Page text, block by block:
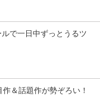
で一日中ずっとうるツ
＆話題作が勢ぞろい！